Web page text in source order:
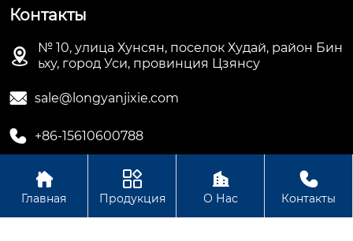
Контакты

№ 10, улица Хунсян, поселок Худай, район Бин
ьху, город Уси, провинция Цзянсу
 sale@longyanjixie.com
 +86-15610600788
Авторское право©ООО Цзянсу Лунъянь Машинери

Главная

Продукция

О Нас

Контакты